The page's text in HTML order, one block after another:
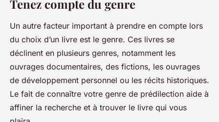
Tenez compte du genre
Un autre facteur important à prendre en compte lors
du choix d’un livre est le genre. Ces livres se
déclinent en plusieurs genres, notamment les
ouvrages documentaires, des fictions, les ouvrages
de développement personnel ou les récits historiques.
Le fait de connaître votre genre de prédilection aide à
affiner la recherche et à trouver le livre qui vous